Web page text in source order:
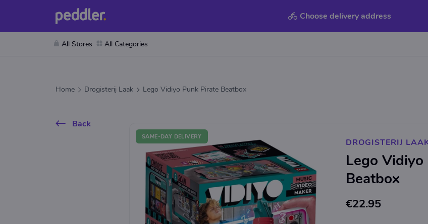
Choose delivery address
All Stores All Categories
Home Drogisterij Laak Lego Vidiyo Punk Pirate Beatbox
Back
SAME-DAY DELIVERY
DROGISTERIJ
Lego
Beatbox
€22.95